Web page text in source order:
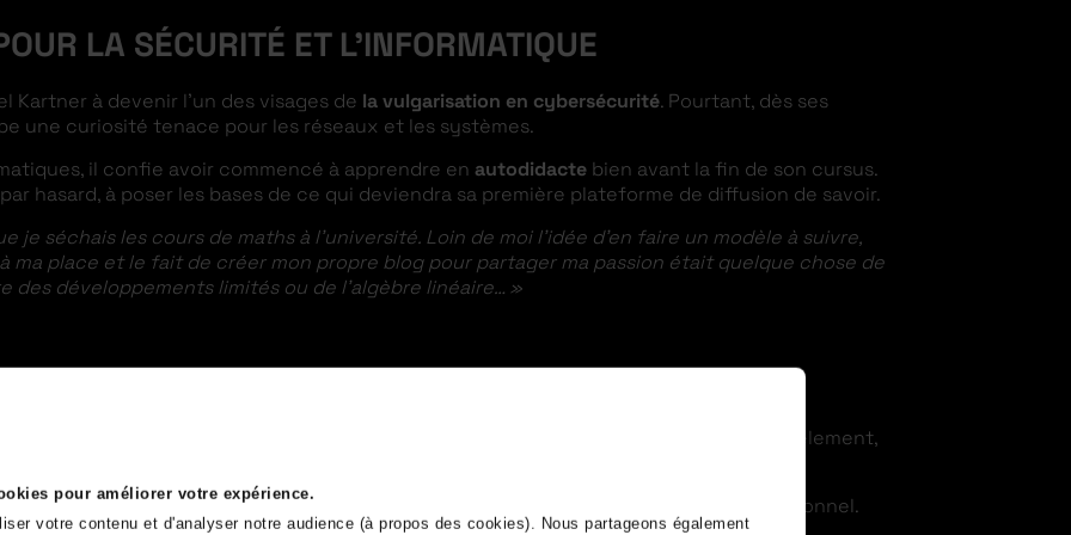
pour améliorer votre expérience.
votre contenu et d'analyser notre audience (à propos des cookies). Nous partageons également
LA SÉCURITÉ ET L’INFORMATIQUE
à devenir l’un des visages de la vulgarisation en cybersécurité. Pourtant, dès ses
une curiosité tenace pour les réseaux et les systèmes.
il confie avoir commencé à apprendre en autodidacte bien avant la fin de son cursus.
hasard, à poser les bases de ce qui deviendra sa première plateforme de diffusion de savoir.
je séchais les cours de maths à l’université. Loin de moi l’idée d’en faire un modèle à suivre,
ma place et le fait de créer mon propre blog pour partager ma passion était quelque chose de
développements limités ou de l’algèbre linéaire… »
se fait chez Capgemini, au poste de
. Mais parallèlement,
des prestations de dépannage et diffuse ses premiers ouvrages numériques.
àun choix déterminant: poursuivre en CDI ou s’appuyer sur l’élan de son projet personnel.